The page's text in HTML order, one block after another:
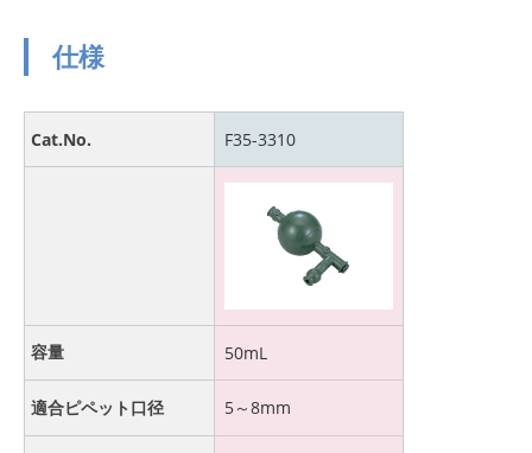
仕様
Cat.No. F35-3310
容量 50mL
適合ピペット口径 5～8mm